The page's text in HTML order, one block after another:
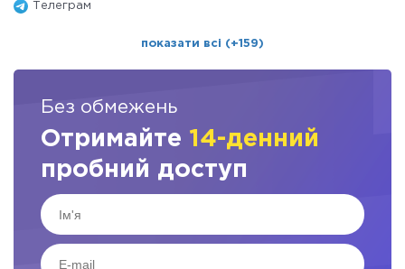
Телеграм
показати всі (+159)
Без обмежень
Отримайте 14-денний
пробний доступ